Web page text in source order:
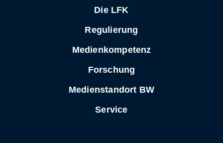
Die LFK
Regulierung
Medienkompetenz
Forschung
Medienstandort BW
Service